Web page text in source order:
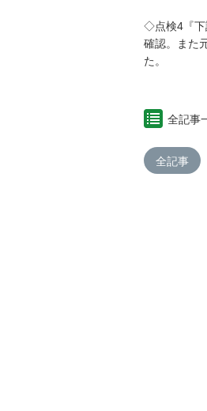
◇点検4『下
確認。また
た。
全記事
全記事